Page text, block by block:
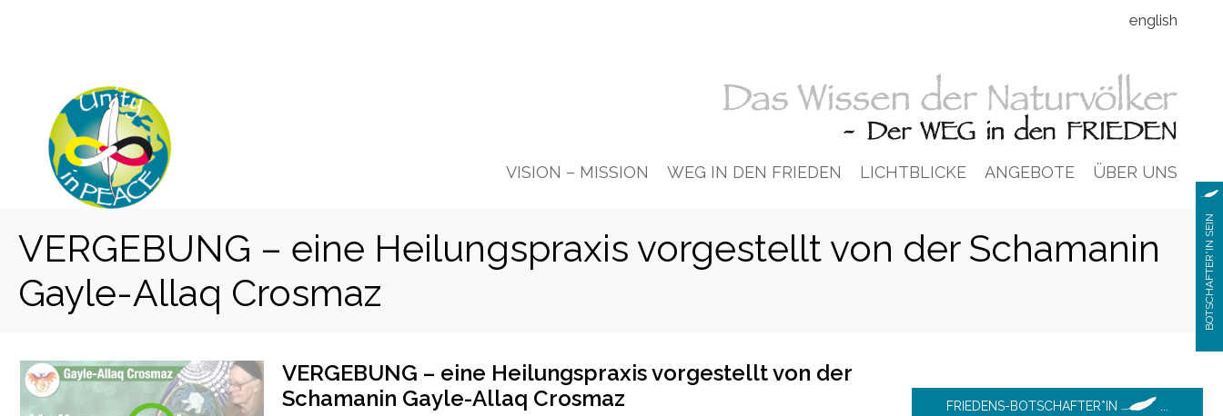
english
VISION – MISSION WEG IN DEN FRIEDEN LICHTBLICKE ANGEBOTE ÜBER UNS
VERGEBUNG – eine Heilungspraxis vorgestellt von der Schamanin
Gayle-Allaq Crosmaz
VERGEBUNG – eine Heilungspraxis vorgestellt von der
Schamanin Gayle-Allaq Crosmaz
FRIEDENS-BOTSCHAFTER*IN
BOTSCHAFTER*IN SEIN